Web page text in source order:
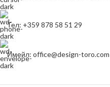
Тел: +359 878 58 51 29
Имейл: office@design-toro.com